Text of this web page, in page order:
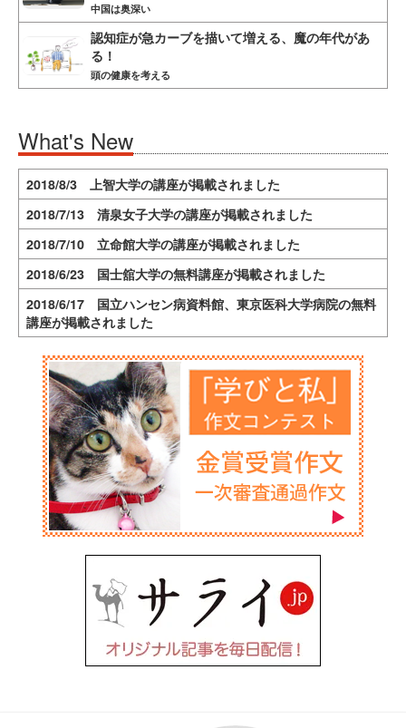
中国は奥深い
認知症が急カーブを描いて増える、魔の年代があ
る！
頭の健康を考える
What's New
2018/8/3 上智大学の講座が掲載されました
2018/7/13 清泉女子大学の講座が掲載されました
2018/7/10 立命館大学の講座が掲載されました
2018/6/23 国士舘大学の無料講座が掲載されました
2018/6/17 国立ハンセン病資料館、東京医科大学病院の無料
講座が掲載されました